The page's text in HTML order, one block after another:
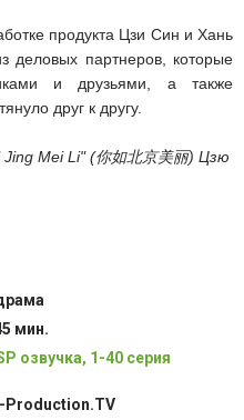
продукта Цзи Син и Хань
деловых партнеров, которые
и друзьями, а также
друг к другу.
Mei Li" (你如北京美丽) Цзю
мин.
озвучка, 1-40 серия
Production.TV